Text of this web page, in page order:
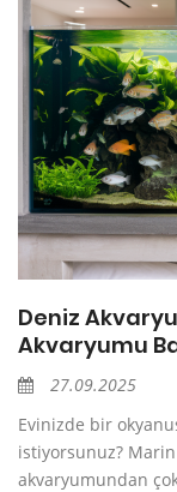
Deniz
Akvaryumu
27.09.2025
Evinizde bir
istiyorsunuz?
akvaryumundan